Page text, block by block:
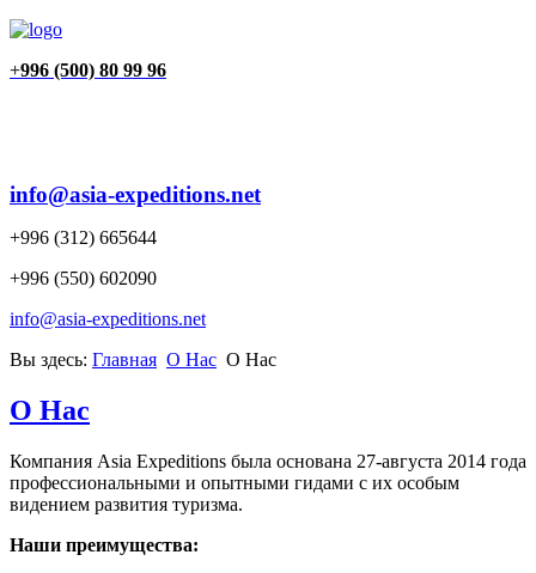
+996 (500) 80 99 96
info@asia-expeditions.net
+996 (312) 665644
+996 (550) 602090
info@asia-expeditions.net
Вы здесь: Главная О Нас О Нас
О Нас
Компания Asia Expeditions была основана 27-августа 2014 года
профессиональными и опытными гидами с их особым
видением развития туризма.
Наши преимущества: